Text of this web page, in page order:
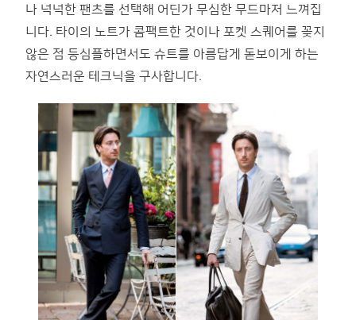
나 넉넉한 팬츠를 선택해 어딘가 무심한 무드마저 느껴집
니다. 타이의 노트가 콤팩트한 것이나 포켓 스퀘어를 꽂지
않은 점 등심플하면서도 슈트를 아름답게 돋보이게 하는
자연스러운 테크닉을 구사합니다.